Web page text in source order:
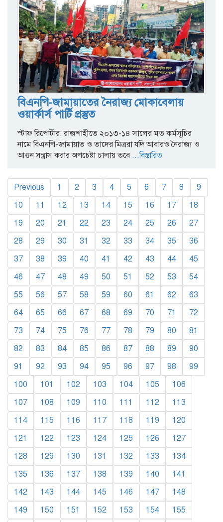
বিএনপি-জামায়াতের নৈরাজ্য মোকাবেলায়
ওয়ার্কার্স পার্টি প্রস্তুত
স্টাফ রিপোর্টার: রাজশাহীতে ২০১৩-১৪ সালের মত কর্মসূচির
নামে বিএনপি-জামায়াত ও তাদের মিত্ররা যদি আবারও নৈরাজ্য ও
আগুন সন্ত্রাস করার অপচেষ্টা চালায় তবে...বিস্তারিত
Previous 1 2 3 4 5 6 7 8
9
10
11 12 13 14 15 16 17
18
19
20 21 22 23 24 25 26
27
28
29 30 31 32 33 34 35
36
37
38 39 40 41 42 43 44
45
46
47 48 49 50 51 52 53
54
55
56 57 58 59 60 61 62
63
64
65 66 67 68 69 70 71
72
73
74 75 76 77 78 79 80
81
82
83 84 85 86 87 88 89
90
91
92 93 94 95 96 97 98
99
100
101 102 103 104 105
106
107
108 109 110 111 112
113
114
115 116 117 118 119
120
121
122 123 124 125 126
127
128
129 130 131 132 133
134
135
136 137 138 139 140
141
142
143 144 145 146 147
148
149
150 151 152 153 154
155